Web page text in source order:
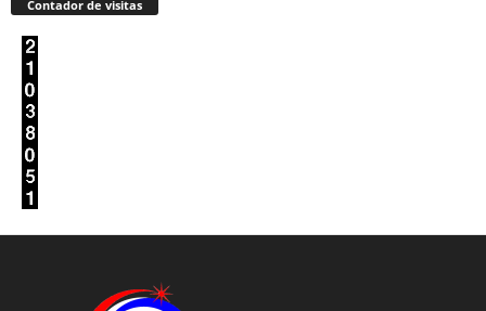
Contador de visitas